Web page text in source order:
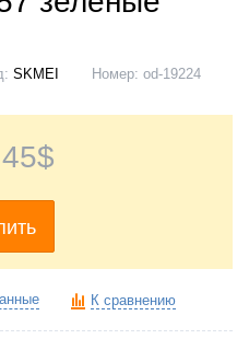
SKMEI Номер: od-19224
$
К сравнению